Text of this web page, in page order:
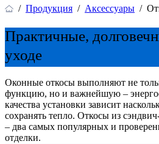
/ Продукция / Аксессуары /
Практичные,
уходе
Оконные откосы выполняют не
функцию, но и важнейшую –
качества установки зависит
сохранять тепло. Откосы из
– два самых популярных и
отделки.